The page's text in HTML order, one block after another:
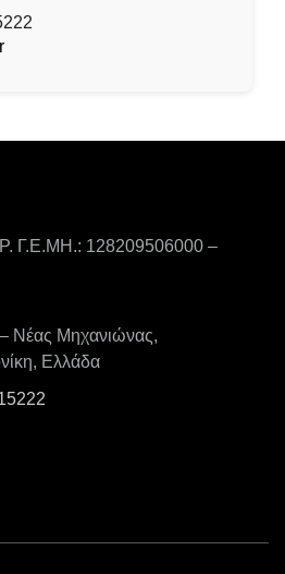
Γ.Ε.ΜΗ.: 128209506000 –
Νέας Μηχανιώνας,
Ελλάδα